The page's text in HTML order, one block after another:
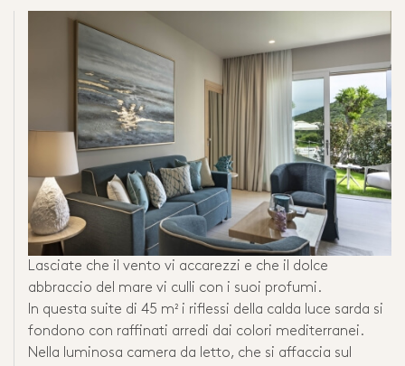
Lasciate che il vento vi accarezzi e che il dolce
abbraccio del mare vi culli con i suoi profumi.
In questa suite di 45 m² i riflessi della calda luce sarda si
fondono con raffinati arredi dai colori mediterranei.
Nella luminosa camera da letto, che si affaccia sul